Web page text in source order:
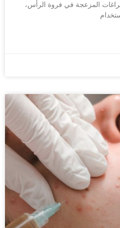
المزعجة في فروة الرأس،